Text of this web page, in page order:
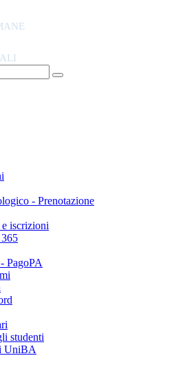
- Prenotazione
iscrizioni
PagoPA
studenti
UniBA